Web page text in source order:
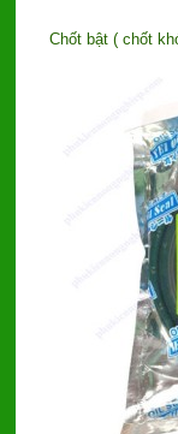
Chốt bật ( chốt